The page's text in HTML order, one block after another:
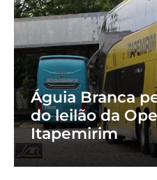
Águia Branca
do leilão da
Itapemirim